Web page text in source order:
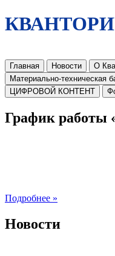
Главная Новости О
Материально-техническая
ЦИФРОВОЙ КОНТЕНТ
График работы
Подробнее »
Новости